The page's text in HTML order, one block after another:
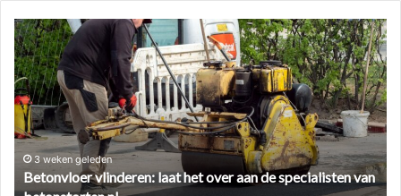
Betonvloer
vlinderen:
laat
het
over
aan
de
specialisten
van
3 weken geleden
Betonvloer vlinderen: laat het over aan de specialisten van
zo